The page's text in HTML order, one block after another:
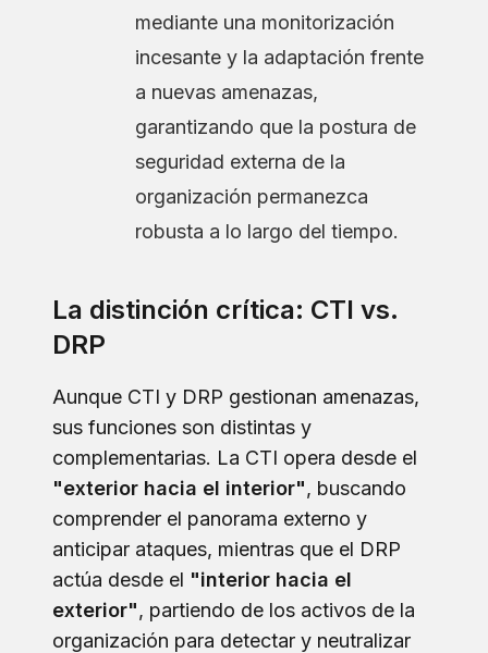
mediante una monitorización
incesante y la adaptación frente
a nuevas amenazas,
garantizando que la postura de
seguridad externa de la
organización permanezca
robusta a lo largo del tiempo.
La distinción crítica: CTI vs.
DRP
Aunque CTI y DRP gestionan amenazas,
sus funciones son distintas y
complementarias. La CTI opera desde el
"exterior hacia el interior", buscando
comprender el panorama externo y
anticipar ataques, mientras que el DRP
actúa desde el "interior hacia el
exterior", partiendo de los activos de la
organización para detectar y neutralizar